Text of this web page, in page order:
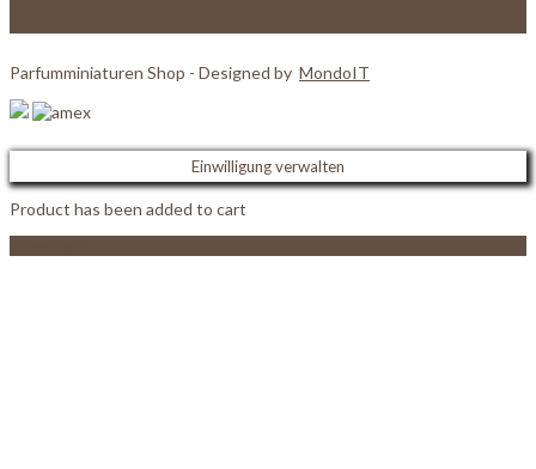
Parfumminiaturen Shop - Designed by MondoIT
Einwilligung verwalten
Product has been added to cart